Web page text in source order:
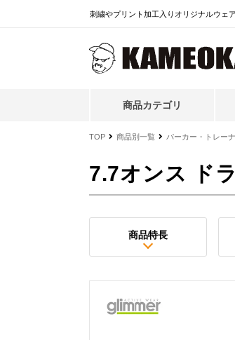
刺繍やプリント加工入りオリジナルウェ
商品カテゴリ
TOP 商品別一覧 パーカー・トレー
7.7オンス ド
商品特長